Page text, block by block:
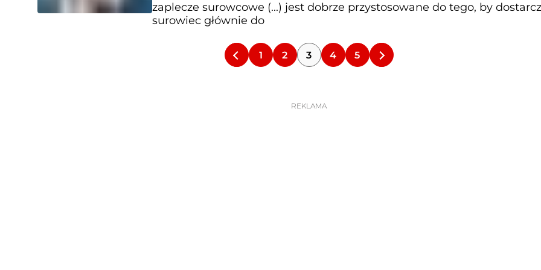
zaplecze surowcowe (...) jest dobrze przystosowane do tego, by
surowiec głównie do
1 2 3 4 5
REKLAMA